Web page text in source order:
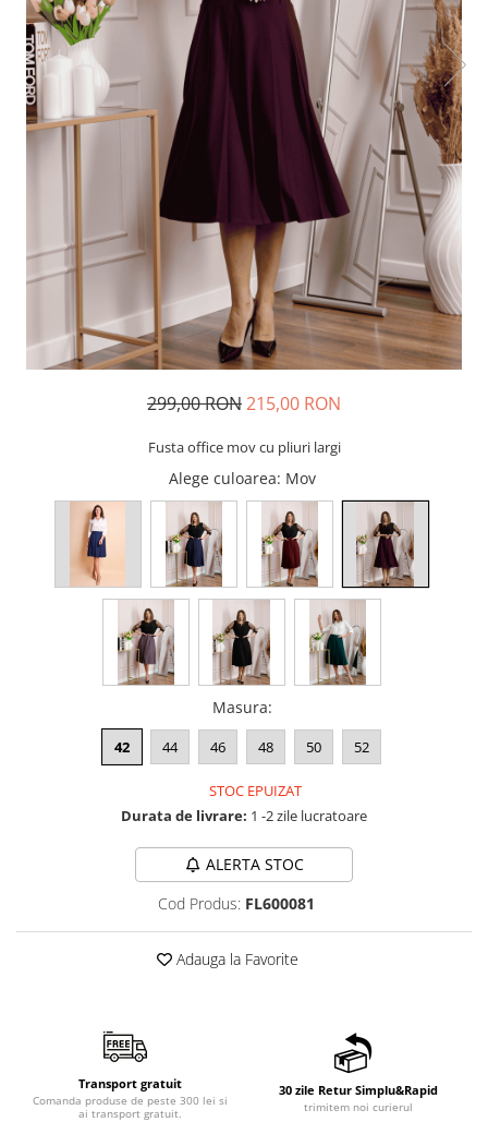
299,00 RON215,00 RON
Fusta office mov cu pliuri largi
Alege culoarea: Mov
Masura:
42 44 46 48 50 52
STOC EPUIZAT
Durata de livrare: 1 -2 zile lucratoare
ALERTA STOC
Cod Produs: FL600081
Adauga la Favorite
Transport gratuit
Comanda produse de peste 300 lei si
ai transport gratuit.
30 zile Retur Simplu&Rapid
trimitem noi curierul